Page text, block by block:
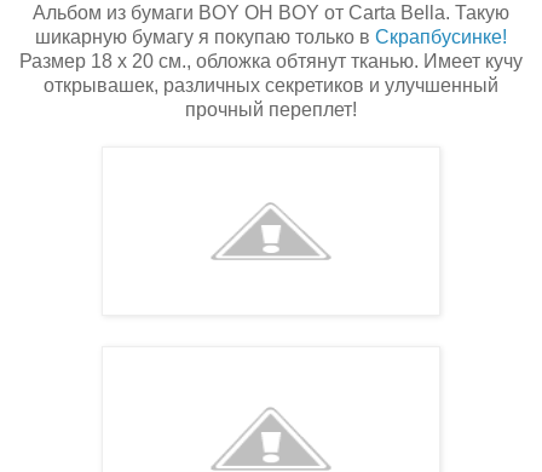
Альбом из бумаги BOY OH BOY от Carta Bella. Такую
шикарную бумагу я покупаю только в Скрапбусинке!
Размер 18 х 20 см., обложка обтянут тканью. Имеет кучу
открывашек, различных секретиков и улучшенный
прочный переплет!